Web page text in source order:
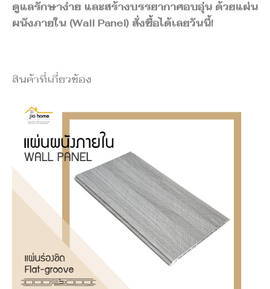
ดูแลรักษาง่าย และสร้างบรรยากาศอบอุ่น ด้วยแผ่น
ผนังภายใน (Wall Panel) สั่งซื้อได้เลยวันนี้!
สินค้าที่เกี่ยวข้อง